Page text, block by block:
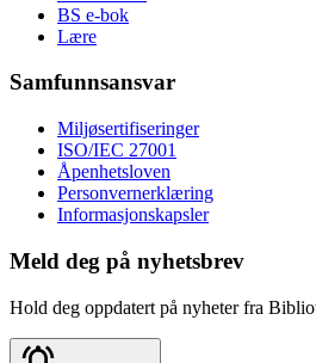
BS e-bok
Lære
Samfunnsansvar
Miljøsertifiseringer
ISO/IEC 27001
Åpenhetsloven
Personvernerklæring
Informasjonskapsler
Meld deg på nyhetsbrev
Hold deg oppdatert på nyheter fra